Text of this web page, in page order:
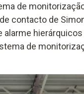
de
contacto de
alarme hierárquicos
de